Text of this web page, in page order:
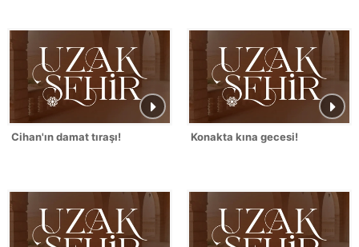
Cihan'ın damat tıraşı! Konakta kına gecesi!